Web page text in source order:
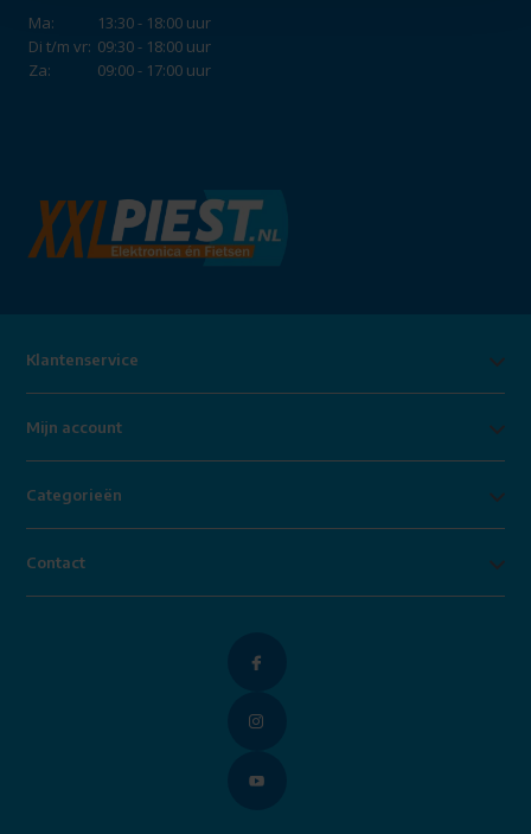
Ma:
13:30 - 18:00 uur
Di t/m vr: 09:30 - 18:00 uur
Za:
09:00 - 17:00 uur
Klantenservice
Mijn account
Categorieën
Contact